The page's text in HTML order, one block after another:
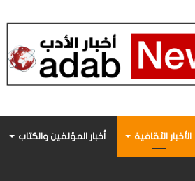
الأخبار الثقافية أخبار المؤلفين والكتاب